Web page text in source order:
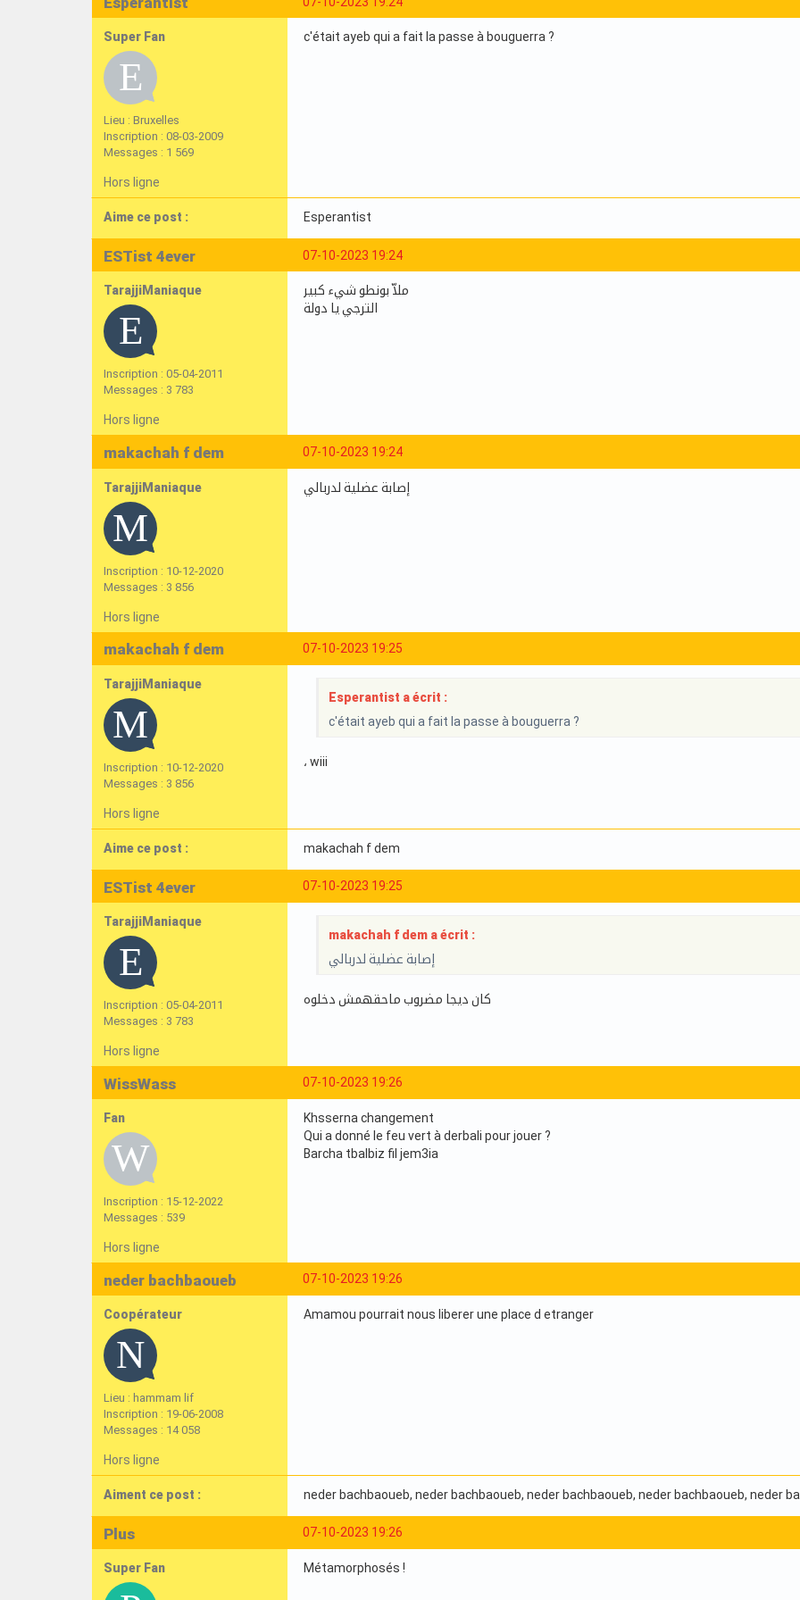
Super Fan
Lieu : Bruxelles
Inscription : 08-03-2009
Messages : 1 569
c'était ayeb qui a fait la passe à bouguerra ?
Hors ligne
Aime ce post : Esperantist
07-10-2023 19:24
ESTist 4ever
TarajjiManiaque
Inscription : 05-04-2011
Messages : 3 783
ملاّ بونطو شيء كبير
الترجي يا دولة
Hors ligne
07-10-2023 19:24
makachah f dem
TarajjiManiaque
Inscription : 10-12-2020
Messages : 3 856
إصابة عضلية لدربالي
Hors ligne
07-10-2023 19:25
makachah f dem
TarajjiManiaque
Inscription : 10-12-2020
Messages : 3 856
Esperantist a écrit :
c'était ayeb qui a fait la passe à bouguerra ?
، wiii
Hors ligne
Aime ce post : makachah f dem
07-10-2023 19:25
ESTist 4ever
TarajjiManiaque
Inscription : 05-04-2011
Messages : 3 783
makachah f dem a écrit :
إصابة عضلية لدربالي
كان ديجا مضروب ماحقهمش دخلوه
Hors ligne
07-10-2023 19:26
WissWass
Fan
Inscription : 15-12-2022
Messages : 539
Khsserna changement
Qui a donné le feu vert à derbali pour jouer ?
Barcha tbalbiz fil jem3ia
Hors ligne
07-10-2023 19:26
neder bachbaoueb
Coopérateur
Lieu : hammam lif
Inscription : 19-06-2008
Messages : 14 058
Amamou pourrait nous liberer une place d etranger
Hors ligne
Aiment ce post : neder bachbaoueb, neder bachbaoueb, neder bachbaoueb, neder bachbaoueb, neder
07-10-2023 19:26
Plus
Super Fan Métamorphosés !